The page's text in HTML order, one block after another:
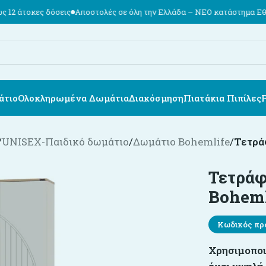
Αποστολές σε όλη την Ελλάδα – ΝΕΟ κατάστημα Εθν.
Ολοκληρωμένα ΔωμάτιαΔιακόσμησηΠιατάκια Πιπίλες
UNISEX-Παιδικό δωμάτιο/Δωμάτιο Bohemlife/
Κωδικός